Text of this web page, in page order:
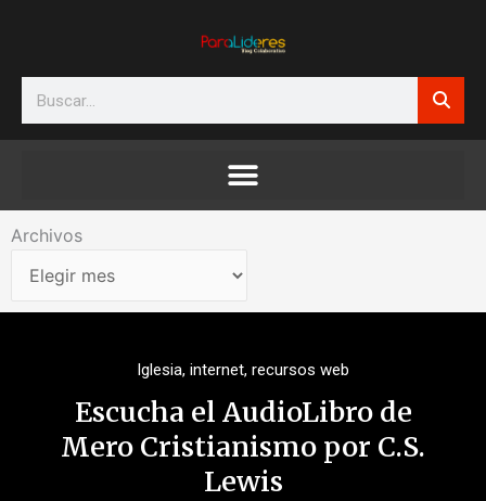
Search
Archivos
Archivos
Iglesia, internet, recursos web
Escucha el AudioLibro de
Mero Cristianismo por C.S.
Lewis